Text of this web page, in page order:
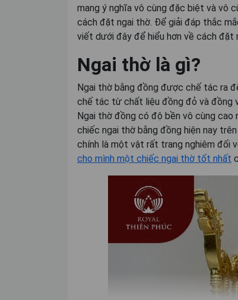
mang ý nghĩa vô cùng đặc biệt và vô
cách đặt ngai thờ. Để giải đáp thắc
viết dưới đây để hiểu hơn về cách đặt
Ngai thờ là gì?
Ngai thờ bằng đồng được chế tác ra
chế tác từ chất liệu đồng đỏ và đồng
Ngai thờ đồng có độ bền vô cùng cao
chiếc ngai thờ bằng đồng hiện nay
chính là một vật rất trang nghiêm đối
cho mình một chiếc ngai thờ tốt nhất